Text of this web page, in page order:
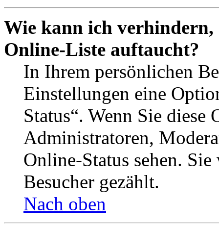
Wie kann ich verhindern,
Online-Liste auftaucht?
In Ihrem persönlichen
Einstellungen eine
Status“. Wenn Sie
Administratoren,
Online-Status sehen.
Besucher gezählt.
Nach oben